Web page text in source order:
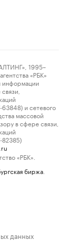
1995–
«РБК»
информации
и сетевого
массовой
в сфере связи,
«РБК».
биржа
данных